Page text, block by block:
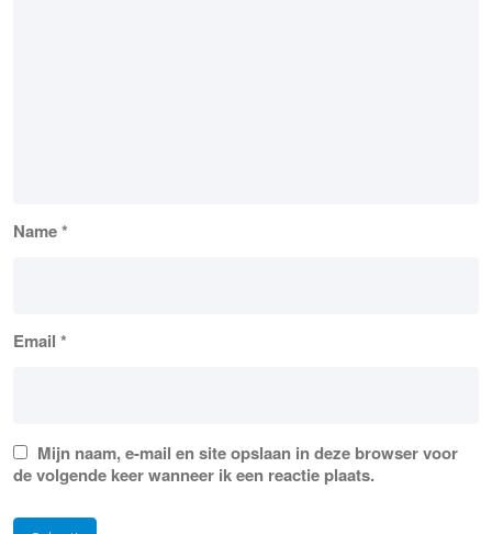
Name*
Email *
Mijn naam, e-mail en site opslaan in deze browser voor
de volgende keer wanneer ik een reactie plaats.